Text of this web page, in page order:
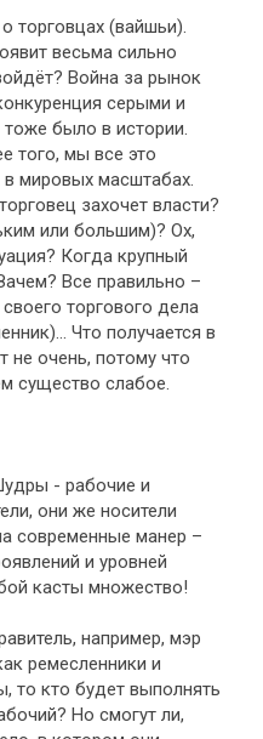
торговцах (вайшьи).
весьма сильно
Война за рынок
серыми и
было в истории.
того, мы все это
мировых масштабах.
захочет власти?
или большим)? Ох,
Когда крупный
Все правильно –
торгового дела
Что получается в
не очень, потому что
существо слабое.
- рабочие и
они же носители
современные манер –
и уровней
касты множество!
например, мэр
ремесленники и
то кто будет выполнять
Но смогут ли,